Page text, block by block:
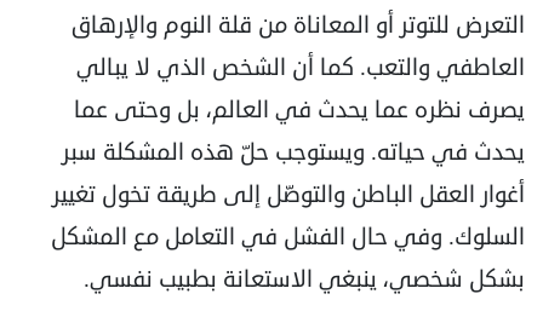
التعرض للتوتر أو المعاناة من قلة النوم والإرهاق
العاطفي والتعب. كما أن الشخص الذي لا يبالي
يصرف نظره عما يحدث في العالم، بل وحتى عما
يحدث في حياته. ويستوجب حلّ هذه المشكلة سبر
أغوار العقل الباطن والتوصّل إلى طريقة تخول تغيير
السلوك. وفي حال الفشل في التعامل مع المشكل
بشكل شخصي، ينبغي الاستعانة بطبيب نفسي.